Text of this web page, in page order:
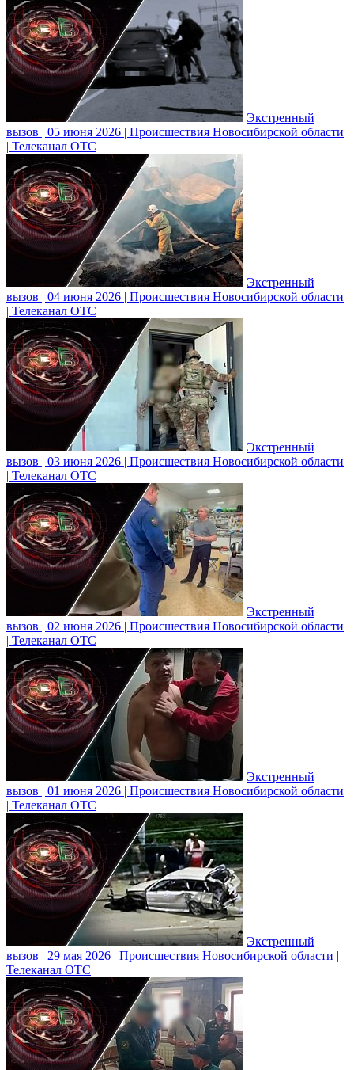
Экстренный
вызов | 05 июня 2026 | Происшествия Новосибирской области
| Телеканал ОТС
Экстренный
вызов | 04 июня 2026 | Происшествия Новосибирской области
| Телеканал ОТС
Экстренный
вызов | 03 июня 2026 | Происшествия Новосибирской области
| Телеканал ОТС
Экстренный
вызов | 02 июня 2026 | Происшествия Новосибирской области
| Телеканал ОТС
Экстренный
вызов | 01 июня 2026 | Происшествия Новосибирской области
| Телеканал ОТС
Экстренный
вызов | 29 мая 2026 | Происшествия Новосибирской области |
Телеканал ОТС